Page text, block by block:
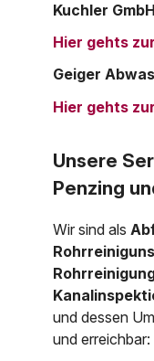
Kuchler GmbH
Hier gehts
Geiger
Hier gehts
Unsere
Penzing
Wir sind als
und dessen
und erreichbar: